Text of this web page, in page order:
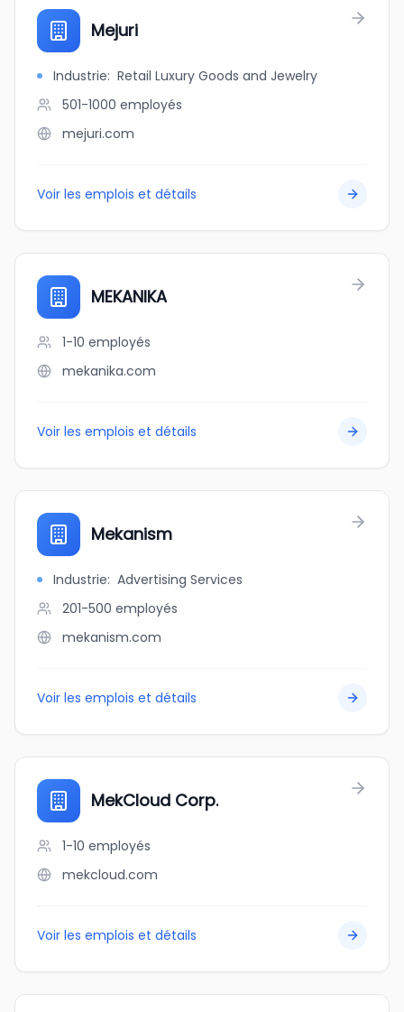
Mejuri
Industrie: Retail Luxury Goods and Jewelry
501-1000 employés
mejuri.com
Voir les emplois et détails
MEKANIKA
1-10 employés
mekanika.com
Voir les emplois et détails
Mekanism
Industrie: Advertising Services
201-500 employés
mekanism.com
Voir les emplois et détails
MekCloud Corp.
1-10 employés
mekcloud.com
Voir les emplois et détails